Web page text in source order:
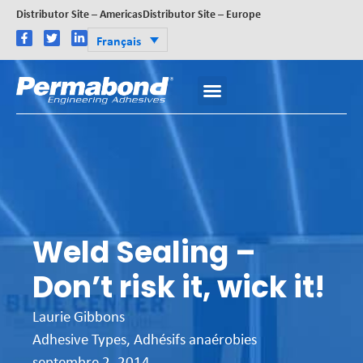
Distributor Site – AmericasDistributor Site – Europe
Français
Weld Sealing –
Don’t risk it, wick it!
Laurie Gibbons
Adhesive Types,Adhésifs anaérobies